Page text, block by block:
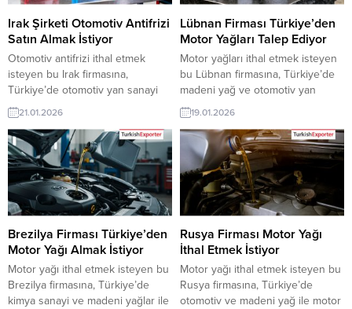
üyeleri ile TE üyelik kredisi sahibi
ihracat şirketleri erişebilmektedir.
➤...
şirketleri erişebilmektedir. ➤ Bu...
Irak Şirketi Otomotiv Antifrizi
Satın Almak İstiyor
Otomotiv antifrizi ithal etmek
isteyen bu Irak firmasına,
Türkiye’de otomotiv yan sanayi
ve kimya sektörü ile antifriz
üreticisi veya tedarikçisi olan
ihracatçı firmalar teklif sunabilirler.
Yeni bir ihracat pazarı fırsatı olan
bu alım ilanının iletişim bilgilerine
TurkishExporter VIP üyeleri ile TE
üyelik kredisi sahibi ihracat
şirketleri erişebilmektedir. ➤ Bu
ithalat...
21.01.2026
Lübnan Firması Türkiye’den
Motor Yağları Talep Ediyor
Motor yağları ithal etmek isteyen
bu Lübnan firmasına, Türkiye’de
madeni yağ ve otomotiv yan
sanayi ile motor yağı üreticisi
veya tedarikçisi olan ihracatçı
firmalar teklif sunabilirler. Yeni bir
ihracat pazarı fırsatı olan bu alım
ilanının iletişim bilgilerine
TurkishExporter VIP üyeleri ile TE
üyelik kredisi sahibi ihracat
şirketleri erişebilmektedir. ➤ Bu...
19.01.2026
Brezilya Firması Türkiye’den
Motor Yağı Almak İstiyor
Motor yağı ithal etmek isteyen bu
Brezilya firmasına, Türkiye’de
kimya sanayi ve madeni yağlar ile
Rusya Firması Motor Yağı
İthal Etmek İstiyor
Motor yağı ithal etmek isteyen bu
Rusya firmasına, Türkiye’de
otomotiv ve madeni yağ ile motor